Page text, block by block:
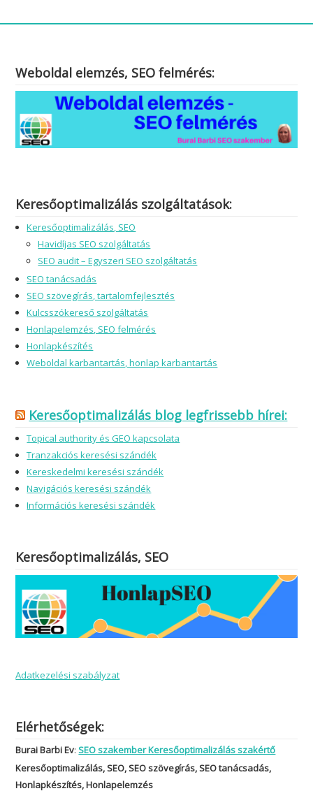
Weboldal elemzés, SEO felmérés:
Keresőoptimalizálás szolgáltatások:
Keresőoptimalizálás, SEO
Havidíjas SEO szolgáltatás
SEO audit – Egyszeri SEO szolgáltatás
SEO tanácsadás
SEO szövegírás, tartalomfejlesztés
Kulcsszókereső szolgáltatás
Honlapelemzés, SEO felmérés
Honlapkészítés
Weboldal karbantartás, honlap karbantartás
Keresőoptimalizálás blog legfrissebb hírei:
Topical authority és GEO kapcsolata
Tranzakciós keresési szándék
Kereskedelmi keresési szándék
Navigációs keresési szándék
Információs keresési szándék
Keresőoptimalizálás, SEO
Adatkezelési szabályzat
Elérhetőségek:
Burai Barbi Ev:SEO szakember Keresőoptimalizálás szakértő
Keresőoptimalizálás, SEO, SEO szövegírás, SEO tanácsadás,
Honlapkészítés, Honlapelemzés